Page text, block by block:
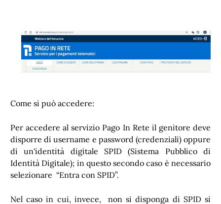
Come si può accedere:
Per accedere al servizio Pago In Rete il genitore deve
disporre di username e password (credenziali) oppure
di un'identità digitale SPID (Sistema Pubblico di
Identità Digitale); in questo secondo caso è necessario
selezionare “Entra con SPID”.
Nel caso in cui, invece, non si disponga di SPID si